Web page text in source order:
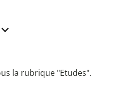
la rubrique "Etudes".